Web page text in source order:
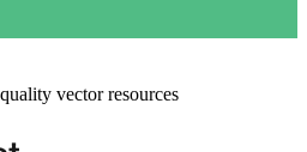
vector resources